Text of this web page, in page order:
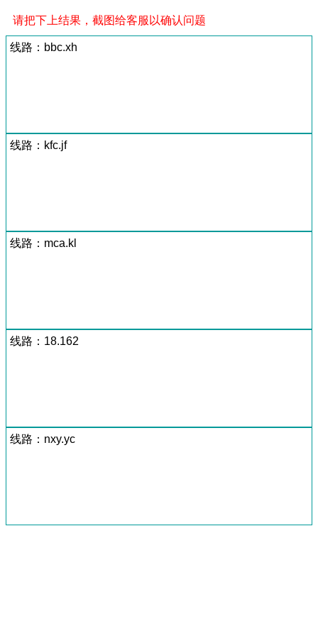
请把下上结果，截图给客服以确认问题
线路：bbc.xh
线路：kfc.jf
线路：mca.kl
线路：18.162
线路：nxy.yc